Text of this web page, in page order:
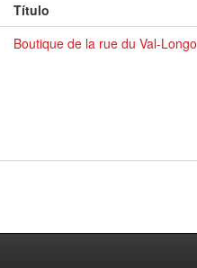
Título
Boutique de la rue du Val-Longo